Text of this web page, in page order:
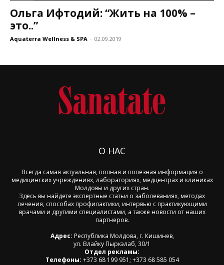
Ольга Ифтодий: “Жить на 100% –
это..”
Aquaterra Wellness & SPA - 02.09.2019
О НАС
Всегда самая актуальная, полная и полезная информация о
медицинских учреждениях, лабораториях, медцентрах и клиниках
Молдовы и других стран.
Здесь вы найдете экспертные статьи о заболеваниях, методах
лечения, способах профилактики, интервью с практикующими
врачами и другими специалистами, а также новости от наших
партнеров.
Адрес: Республика Молдова, г. Кишинев,
ул. Влайку Пыркэлаб, 30/1
Отдел рекламы:
Телефоны: +373 68 199 951; +373 68 585 054